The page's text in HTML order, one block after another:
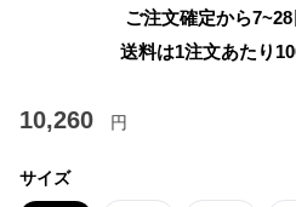
ご注文確定から
送料は1注文あたり
10,260 円
サイズ